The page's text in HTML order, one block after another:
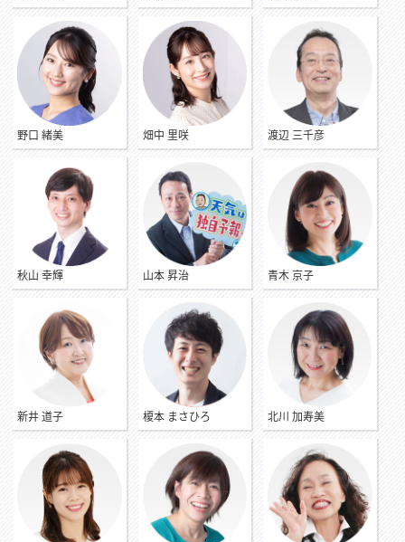
野口 緒美 畑中 里咲 渡辺 三千彦
秋山 幸輝 山本 昇治 青木 京子
新井 道子 榎本 まさひろ 北川 加寿美